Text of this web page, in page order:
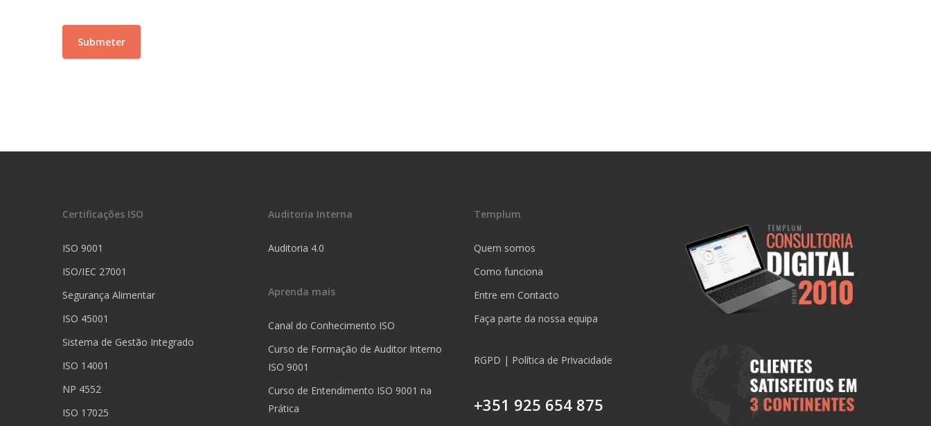
Certificações ISO
ISO 9001
ISO/IEC 27001
Segurança Alimentar
ISO 45001
Sistema de Gestão Integrado
ISO 14001
NP 4552
ISO 17025
Auditoria Interna
Auditoria 4.0
Aprenda mais
Canal do Conhecimento ISO
Curso de Formação de Auditor Interno
ISO 9001
Curso de Entendimento ISO 9001 na
Prática
Templum
Quem somos
Como funciona
Entre em Contacto
Faça parte da nossa equipa
RGPD | Política de Privacidade
+351 925 654 875